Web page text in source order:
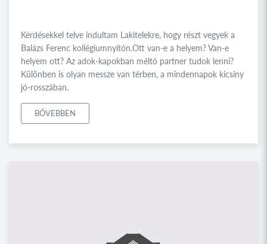
Kérdésekkel telve indultam Lakitelekre, hogy részt vegyek a
Balázs Ferenc kollégiumnyitón.Ott van-e a helyem? Van-e
helyem ott? Az adok-kapokban méltó partner tudok lenni?
Különben is olyan messze van térben, a mindennapok kicsiny
jó-rosszában.
BŐVEBBEN